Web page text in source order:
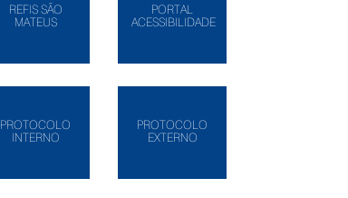
REFIS SÃO
MATEUS
PORTAL
ACESSIBILIDADE
PROTOCOLO
INTERNO
PROTOCOLO
EXTERNO